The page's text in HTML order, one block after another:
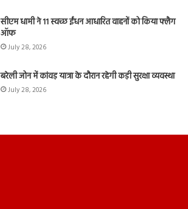
सीएम धामी ने 11 स्वच्छ ईंधन आधारित वाहनों को किया फ्लैग
ऑफ
July 28, 2026
बरेली जोन में कांवड़ यात्रा के दौरान रहेगी कड़ी सुरक्षा व्यवस्था
July 28, 2026